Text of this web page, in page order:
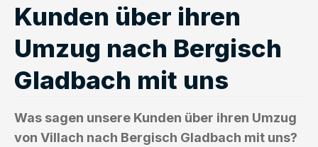
Kunden über ihren
Umzug nach Bergisch
Gladbach mit uns
Was sagen unsere Kunden über ihren Umzug
von Villach nach Bergisch Gladbach mit uns?